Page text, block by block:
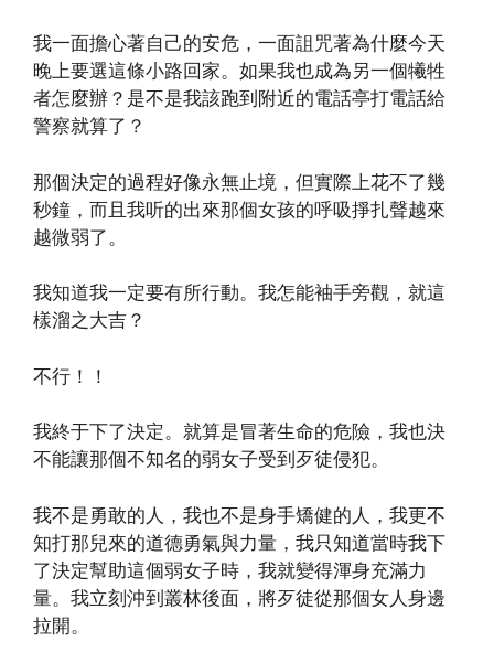
我一面擔心著自己的安危，一面詛咒著為什麼今天
晚上要選這條小路回家。如果我也成為另一個犧牲
者怎麼辦？是不是我該跑到附近的電話亭打電話給
警察就算了？
那個決定的過程好像永無止境，但實際上花不了幾
秒鐘，而且我听的出來那個女孩的呼吸掙扎聲越來
越微弱了。
我知道我一定要有所行動。我怎能袖手旁觀，就這
樣溜之大吉？
不行！！
我終于下了決定。就算是冒著生命的危險，我也決
不能讓那個不知名的弱女子受到歹徒侵犯。
我不是勇敢的人，我也不是身手矯健的人，我更不
知打那兒來的道德勇氣與力量，我只知道當時我下
了決定幫助這個弱女子時，我就變得渾身充滿力
量。我立刻沖到叢林後面，將歹徒從那個女人身邊
拉開。